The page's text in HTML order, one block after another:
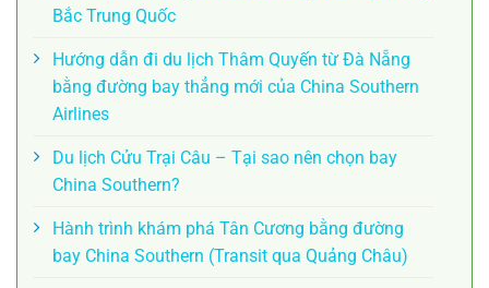
Bắc Trung Quốc
Hướng dẫn đi du lịch Thâm Quyến từ Đà Nẵng
bằng đường bay thẳng mới của China Southern
Airlines
Du lịch Cửu Trại Câu – Tại sao nên chọn bay
China Southern?
Hành trình khám phá Tân Cương bằng đường
bay China Southern (Transit qua Quảng Châu)